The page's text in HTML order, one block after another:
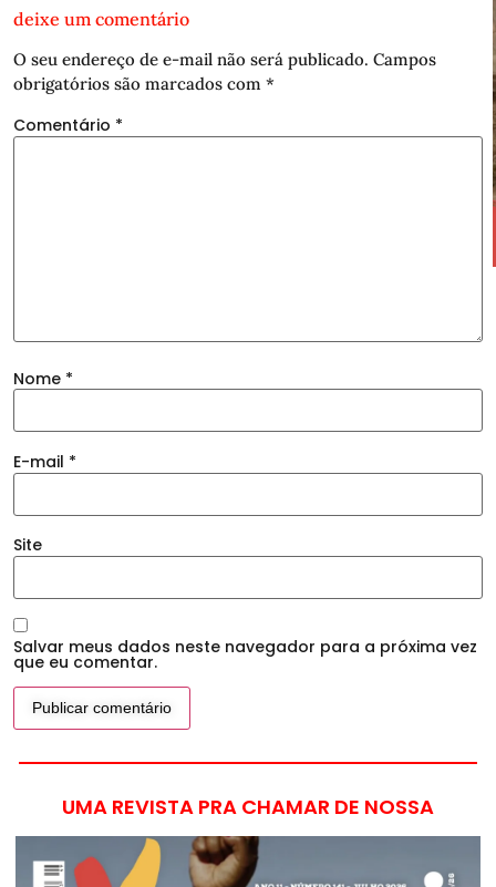
deixe um comentário
O seu endereço de e-mail não será publicado. Campos
obrigatórios são marcados com *
Comentário *
Nome *
E-mail *
Site
Salvar meus dados neste navegador para a próxima vez
que eu comentar.
UMA REVISTA PRA CHAMAR DE NOSSA